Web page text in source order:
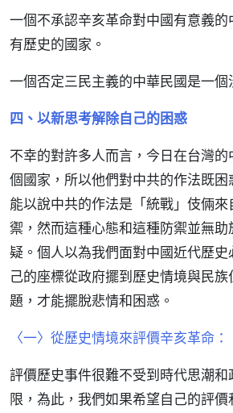
一個不承認辛亥革命對中國有意義
有歷史的國家。
一個否定三民主義的中華民國是一個
四、以新思考解除自己的困惑
不幸的對許多人而言，今日在台灣
個國家，所以他們對中共的作法既困
能以說中共的作法是「統戰」伎倆
禦，然而這種心態和這種防禦並無
疑。個人以為我們面對中國近代歷史
己的座標從政府擺到歷史情境與民
題，才能擺脫悲情和困惑。
〈一〉從歷史情境來評價辛亥革命：
評價歷史事件很難不受到時代思潮
限，為此，我們如果希望自己的評